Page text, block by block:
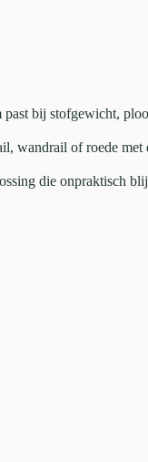
bij stofgewicht,
wandrail of roede met
die onpraktisch